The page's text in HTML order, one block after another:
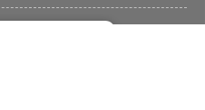
ト運営サービス